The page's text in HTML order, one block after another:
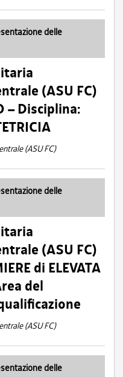
delle
(ASU FC)
– Disciplina:
(ASU FC)
delle
(ASU FC)
di ELEVATA
del
(ASU FC)
delle